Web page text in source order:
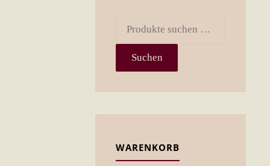
Suchen
nach:
Suchen
WARENKORB